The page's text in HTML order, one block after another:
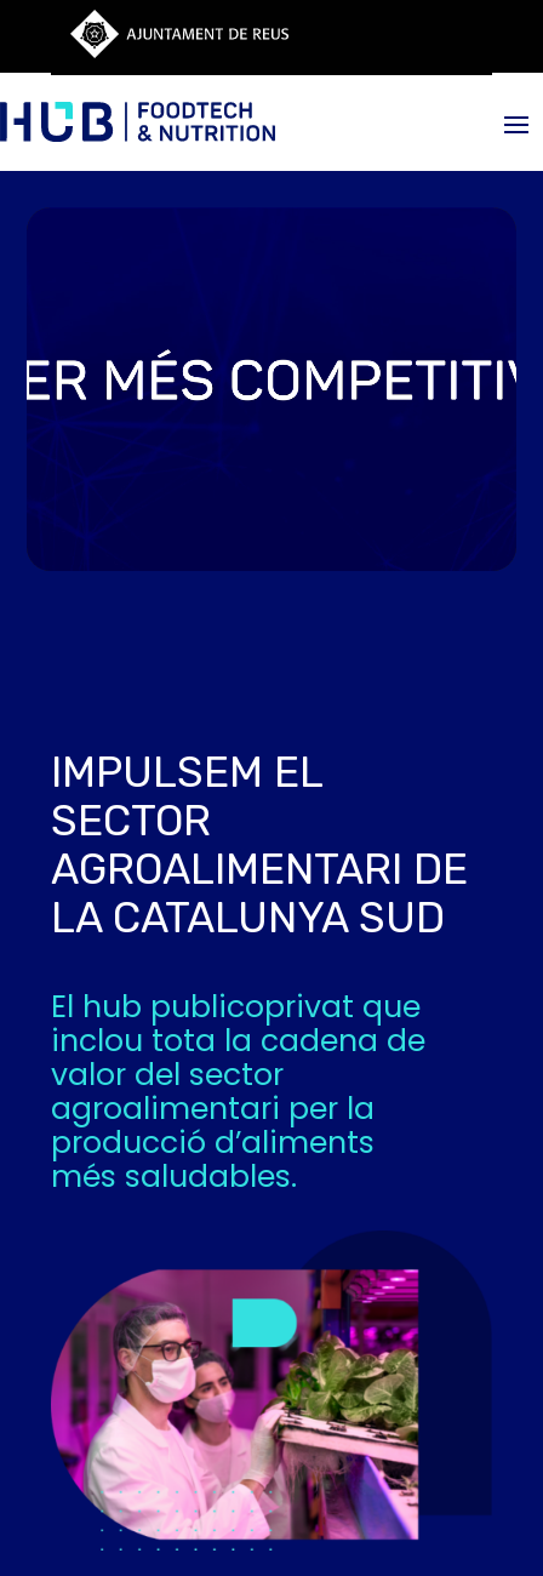
Reproductor
IMPULSEM EL
SECTOR
AGROALIMENTARI DE
LA CATALUNYA SUD
El hub publicoprivat que
inclou tota la cadena de
valor del sector
agroalimentari per la
producció d’aliments
més saludables.